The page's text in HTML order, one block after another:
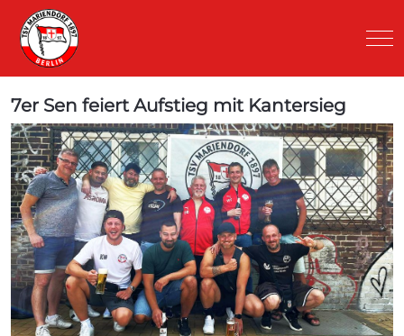
7er Sen feiert Aufstieg mit Kantersieg